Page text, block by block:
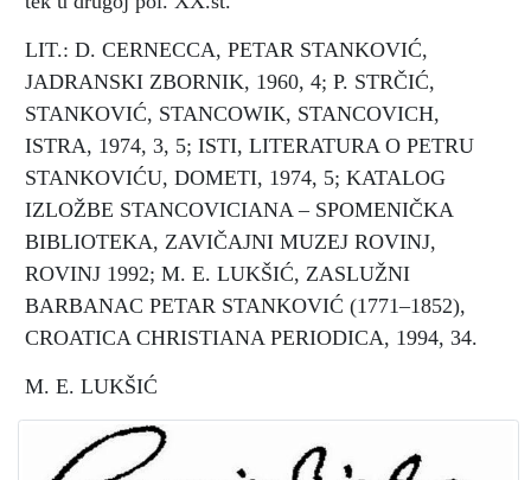
LIT.: D. CERNECCA, PETAR STANKOVIĆ,
JADRANSKI ZBORNIK, 1960, 4; P. STRČIĆ,
STANKOVIĆ, STANCOWIK, STANCOVICH,
ISTRA, 1974, 3, 5; ISTI, LITERATURA O PETRU
STANKOVIĆU, DOMETI, 1974, 5; KATALOG
IZLOŽBE STANCOVICIANA – SPOMENIČKA
BIBLIOTEKA, ZAVIČAJNI MUZEJ ROVINJ,
ROVINJ 1992; M. E. LUKŠIĆ, ZASLUŽNI
BARBANAC PETAR STANKOVIĆ (1771–1852),
CROATICA CHRISTIANA PERIODICA, 1994, 34.
M. E. LUKŠIĆ